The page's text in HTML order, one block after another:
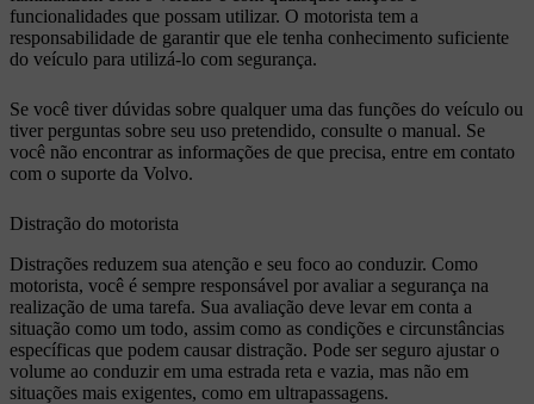
funcionalidades que possam utilizar. O motorista tem a
responsabilidade de garantir que ele tenha conhecimento suficiente
do veículo para utilizá-lo com segurança.
Se você tiver dúvidas sobre qualquer uma das funções do veículo ou
tiver perguntas sobre seu uso pretendido, consulte o manual. Se
você não encontrar as informações de que precisa, entre em contato
com o suporte da Volvo.
Distração do motorista
Distrações reduzem sua atenção e seu foco ao conduzir. Como
motorista, você é sempre responsável por avaliar a segurança na
realização de uma tarefa. Sua avaliação deve levar em conta a
situação como um todo, assim como as condições e circunstâncias
específicas que podem causar distração. Pode ser seguro ajustar o
volume ao conduzir em uma estrada reta e vazia, mas não em
situações mais exigentes, como em ultrapassagens.